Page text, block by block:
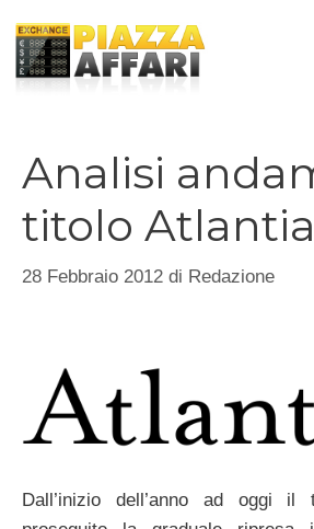
contenuto
Analisi
titolo Atlantia
28 Febbraio 2012 di Redazione
Dall’inizio dell’anno ad oggi